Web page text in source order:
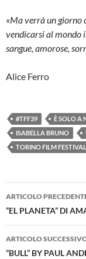
«Ma verrà un giorno
vendicarsi al mondo
sangue, amorose,
Alice Ferro
#TFF39 È SOLO A
ISABELLA BRUNO
TORINO FILM FESTIVAL
articolo
ARTICOLO
“EL PLANETA” DI
ARTICOLO
“BULL” BY PAUL